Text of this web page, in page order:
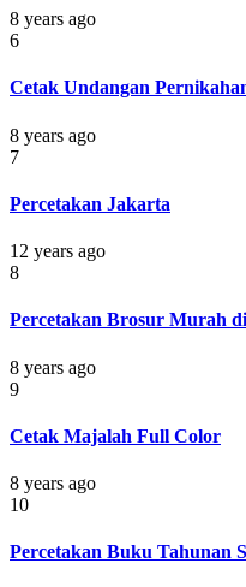
8 years ago
6
Cetak Undangan
8 years ago
7
Percetakan Jakarta
12 years ago
8
Percetakan Brosur Murah
8 years ago
9
Cetak Majalah Full Color
8 years ago
10
Percetakan Buku Tahunan